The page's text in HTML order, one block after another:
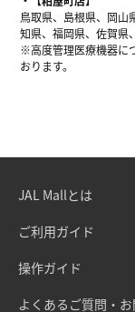
鳥取県、島根県、岡山
知県、福岡県、佐賀県
※高度管理医療機器に
おります。
JAL Mallとは
ご利用ガイド
操作ガイド
よくあるご質問・